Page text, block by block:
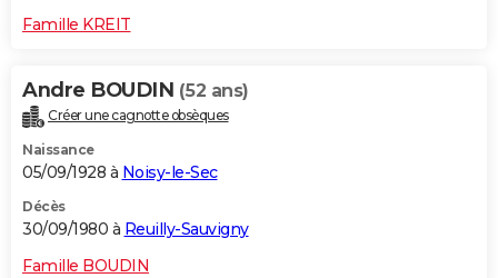
Famille KREIT
Andre BOUDIN (52 ans)
Créer une cagnotte obsèques
Naissance
05/09/1928 à Noisy-le-Sec
Décès
30/09/1980 à Reuilly-Sauvigny
Famille BOUDIN